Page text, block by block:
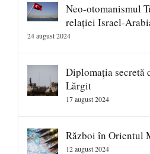
Neo-otomanismul
relației Israel-
24 august 2024
Diplomația
Lărgit
17 august 2024
Război în Orientul
12 august 2024